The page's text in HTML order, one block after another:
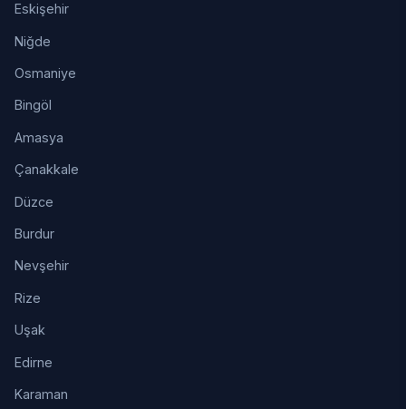
Eskişehir
Niğde
Osmaniye
Bingöl
Amasya
Çanakkale
Düzce
Burdur
Nevşehir
Rize
Uşak
Edirne
Karaman